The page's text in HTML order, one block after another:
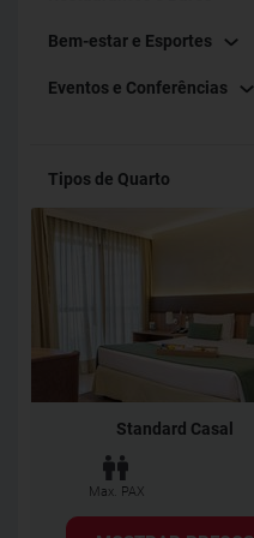
Bem-estar e Esportes
Eventos e Conferências
Tipos de Quarto
Standard Casal
Max. PAX